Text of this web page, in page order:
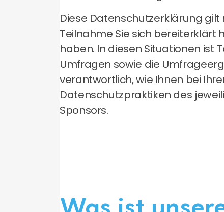
Diese Datenschutzerklärung
Teilnahme Sie sich bereiterklärt
haben. In diesen Situationen ist
Umfragen sowie die
verantwortlich, wie Ihnen bei
Datenschutzpraktiken des
Sponsors.
Was ist